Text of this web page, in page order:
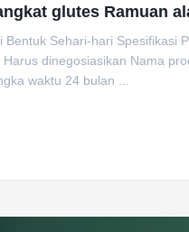
glutes Ramuan
Sehari-hari Spesifikasi
dinegosiasikan Nama
waktu 24 bulan ...